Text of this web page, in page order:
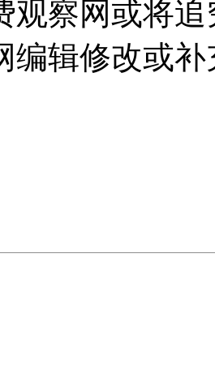
观察网或将
编辑修改或补